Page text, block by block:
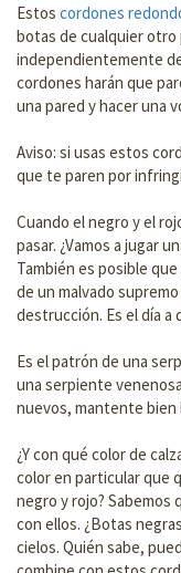
Estos cordones
botas de cualquier
independientemente
cordones harán que
una pared y hacer una
Aviso: si usas estos
que te paren por
Cuando el negro y el
pasar. ¿Vamos a jugar
También es posible
de un malvado
destrucción. Es el día a
Es el patrón de una
una serpiente
nuevos, mantente bien
¿Y con qué color de
color en particular que
negro y rojo? Sabemos
con ellos. ¿Botas
cielos. Quién sabe,